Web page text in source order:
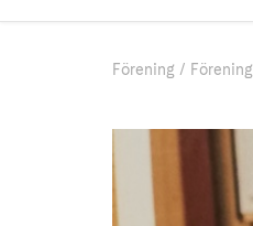
Förening Förening